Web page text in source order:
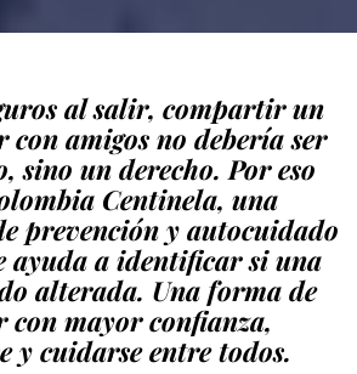
al salir, compartir un
amigos no debería ser
sino un derecho. Por eso
Centinela, una
prevención y autocuidado
ayuda a identificar si una
alterada. Una forma de
mayor confianza,
y cuidarse entre todos.